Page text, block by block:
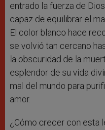
entrado la fuerza de
capaz de equilibrar el
El color blanco hace
se volvió tan cercano
la obscuridad de la
esplendor de su vida
mal del mundo para
amor.
¿Cómo crecer con esta